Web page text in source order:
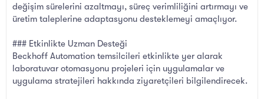
değişim sürelerini azaltmayı, süreç verimliliğini artırmayı ve
üretim taleplerine adaptasyonu desteklemeyi amaçlıyor.
### Etkinlikte Uzman Desteği
Beckhoff Automation temsilcileri etkinlikte yer alarak
laboratuvar otomasyonu projeleri için uygulamalar ve
uygulama stratejileri hakkında ziyaretçileri bilgilendirecek.